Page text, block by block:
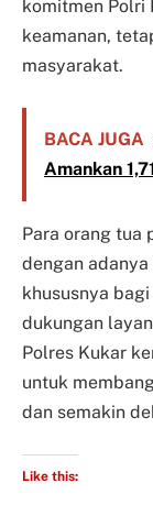
komitmen Polri
keamanan,
masyarakat.
BACA JUGA
Amankan
Para orang tua
dengan
khususnya
dukungan
Polres Kukar
untuk
dan semakin
Like this: